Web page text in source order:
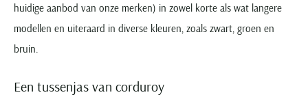
huidige aanbod van onze merken) in zowel korte als wat langere
modellen en uiteraard in diverse kleuren, zoals zwart, groen en
bruin.
Een tussenjas van corduroy